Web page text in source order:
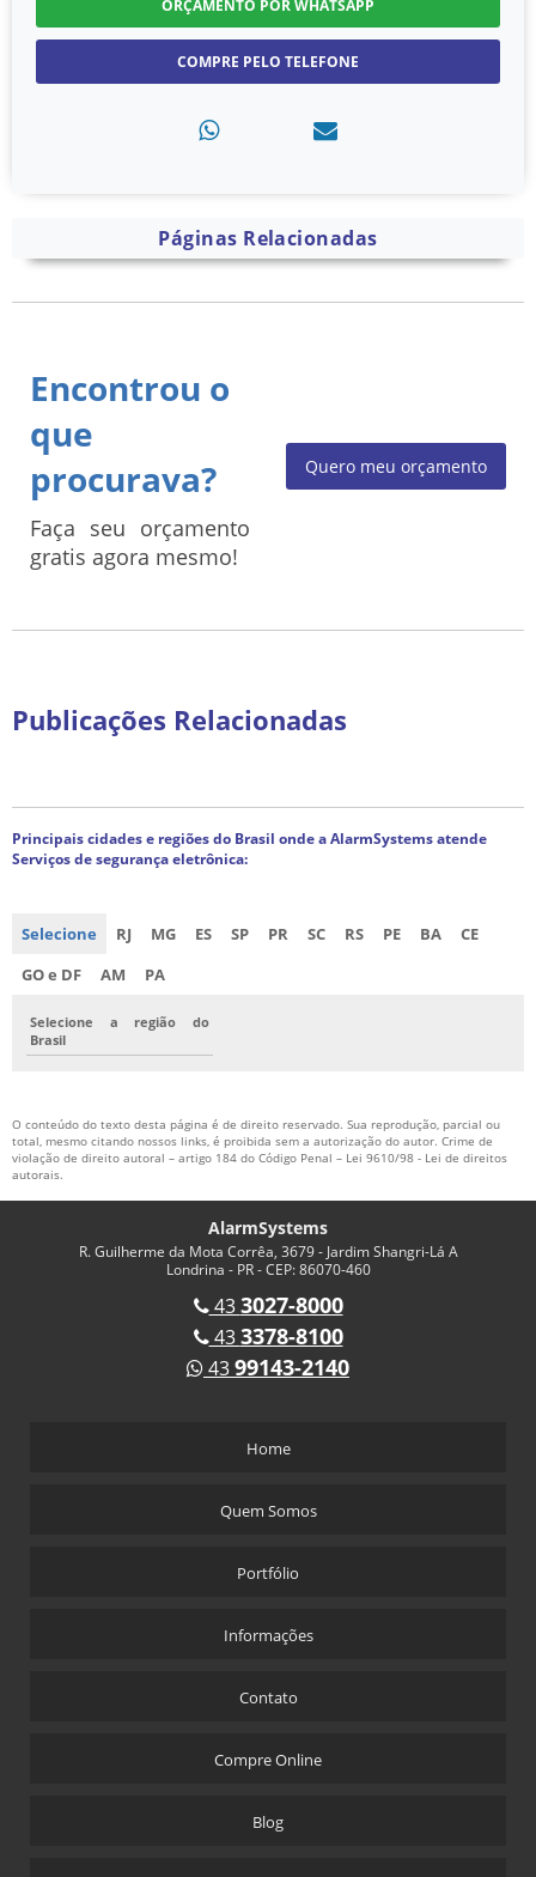
ORÇAMENTO POR WHATSAPP
COMPRE PELO TELEFONE
Páginas Relacionadas
Encontrou o
que
procurava?
Faça seu orçamento
gratis agora mesmo!
Quero meu orçamento
Publicações Relacionadas
Principais cidades e regiões do Brasil onde a AlarmSystems atende
Serviços de segurança eletrônica:
Selecione RJ MG ES SP PR SC RS PE BA
CE
GO e DF
AM PA
Selecione a região do
Brasil
O conteúdo do texto desta página é de direito reservado. Sua reprodução, parcial ou
total, mesmo citando nossos links, é proibida sem a autorização do autor. Crime de
violação de direito autoral – artigo 184 do Código Penal – Lei 9610/98 - Lei de direitos
autorais.
AlarmSystems
R. Guilherme da Mota Corrêa, 3679 - Jardim Shangri-Lá A
Londrina - PR - CEP: 86070-460
433027-8000
433378-8100
4399143-2140
Home
Quem Somos
Portfólio
Informações
Contato
Compre Online
Blog